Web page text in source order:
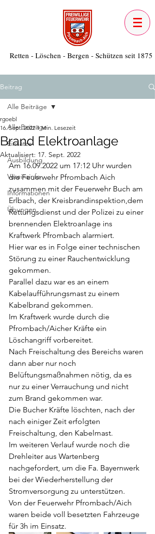
Retten - Löschen - Bergen - Schützen seit 1875
Beitrag
Alle Beiträge
Einsätze
Ausbildung
Vereinsinfo
Informationen
Übungen
Alle Beiträge
Brand Elektroanlage
rgoebl
16. Sept. 2022 1 Min. Lesezeit
Aktualisiert: 17. Sept. 2022
Am 16.09.2022 um 17:12 Uhr wurden
die Feuerwehr Pfrombach Aich
zusammen mit der Feuerwehr Buch am
Erlbach, der Kreisbrandinspektion,dem
Rettungsdienst und der Polizei zu einer
brennenden Elektroanlage ins
Kraftwerk Pfrombach alarmiert.
Hier war es in Folge einer technischen
Störung zu einer Rauchentwicklung
gekommen.
Parallel dazu war es an einem
Kabelaufführungsmast zu einem
Kabelbrand gekommen.
Im Kraftwerk wurde durch die
Pfrombach/Aicher Kräfte ein
Löschangriff vorbereitet.
Nach Freischaltung des Bereichs waren
dann aber nur noch
Belüftungsmaßnahmen nötig, da es
nur zu einer Verrauchung und nicht
zum Brand gekommen war.
Die Bucher Kräfte löschten, nach der
nach einiger Zeit erfolgten
Freischaltung, den Kabelmast.
Im weiteren Verlauf wurde noch die
Drehleiter aus Wartenberg
nachgefordert, um die Fa. Bayernwerk
bei der Wiederherstellung der
Stromversorgung zu unterstützen.
Von der Feuerwehr Pfrombach/Aich
waren beide voll besetzten Fahrzeuge
für 3h im Einsatz.